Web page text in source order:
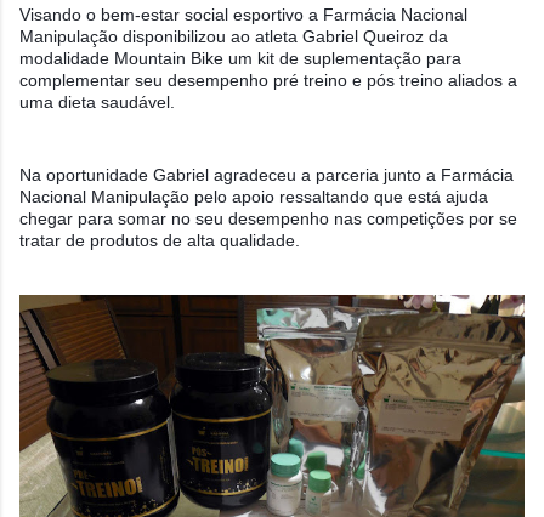
Visando o bem-estar social esportivo a Farmácia Nacional
Manipulação disponibilizou ao atleta Gabriel Queiroz da
modalidade Mountain Bike um kit de suplementação para
complementar seu desempenho pré treino e pós treino aliados a
uma dieta saudável.
Na oportunidade Gabriel agradeceu a parceria junto a Farmácia
Nacional Manipulação pelo apoio ressaltando que está ajuda
chegar para somar no seu desempenho nas competições por se
tratar de produtos de alta qualidade.